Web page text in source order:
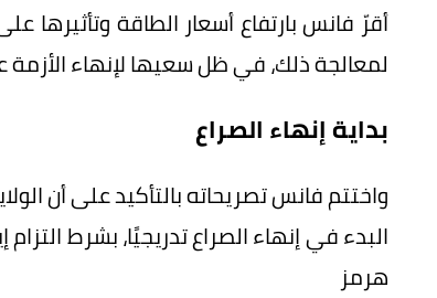
أقرّ فانس بارتفاع أسعار الطاقة وتأثيرها
لمعالجة ذلك، في ظل سعيها لإنهاء الأزمة
بداية إنهاء الصراع
واختتم فانس تصريحاته بالتأكيد على أن
البدء في إنهاء الصراع تدريجيًا، بشرط
هرمز